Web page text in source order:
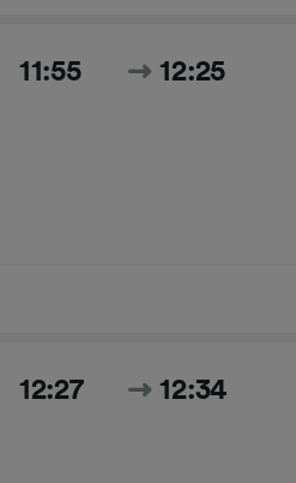
11:55 12:25
12:27 12:34